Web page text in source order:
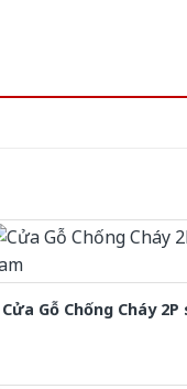
Cửa Gỗ Chống Cháy